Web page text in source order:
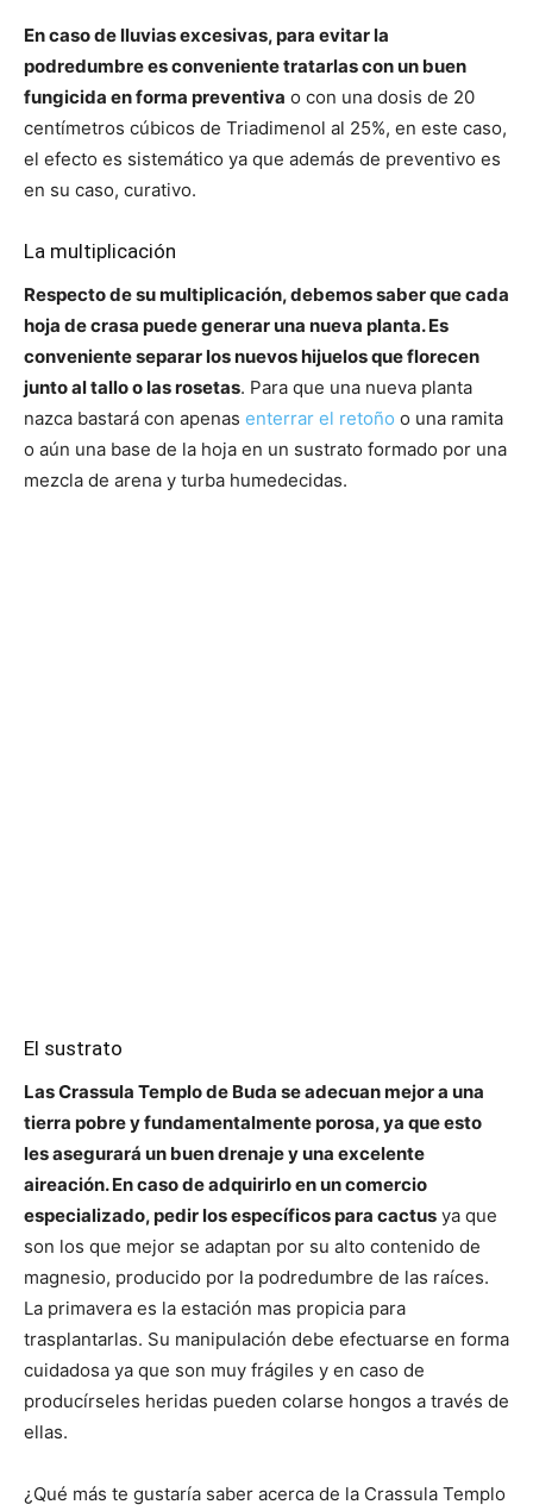
En caso de lluvias excesivas, para evitar la
podredumbre es conveniente tratarlas con un buen
fungicida en forma preventiva o con una dosis de 20
centímetros cúbicos de Triadimenol al 25%, en este caso,
el efecto es sistemático ya que además de preventivo es
en su caso, curativo.
La multiplicación
Respecto de su multiplicación, debemos saber que cada
hoja de crasa puede generar una nueva planta. Es
conveniente separar los nuevos hijuelos que florecen
junto al tallo o las rosetas. Para que una nueva planta
nazca bastará con apenas enterrar el retoño o una ramita
o aún una base de la hoja en un sustrato formado por una
mezcla de arena y turba humedecidas.
El sustrato
Las Crassula Templo de Buda se adecuan mejor a una
tierra pobre y fundamentalmente porosa, ya que esto
les asegurará un buen drenaje y una excelente
aireación. En caso de adquirirlo en un comercio
especializado, pedir los específicos para cactus ya que
son los que mejor se adaptan por su alto contenido de
magnesio, producido por la podredumbre de las raíces.
La primavera es la estación mas propicia para
trasplantarlas. Su manipulación debe efectuarse en forma
cuidadosa ya que son muy frágiles y en caso de
producírseles heridas pueden colarse hongos a través de
ellas.
¿Qué más te gustaría saber acerca de la Crassula Templo